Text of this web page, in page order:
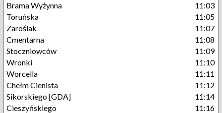
Brama Wyżynna
11:03
Toruńska
11:05
Zaroślak
11:07
Cmentarna
11:08
Stoczniowców
11:09
Wronki
11:10
Worcella
11:11
Chełm Cienista
11:12
Sikorskiego [GDA]
11:14
Cieszyńskiego
11:16